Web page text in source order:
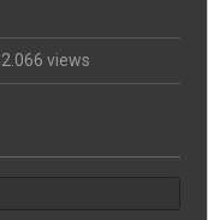
views